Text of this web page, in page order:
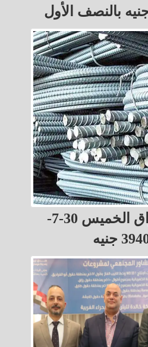
أسعار الحديد بالأسواق الخميس 30-7-